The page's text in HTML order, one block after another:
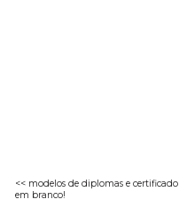
<< modelos de diplomas e certificado
em branco!